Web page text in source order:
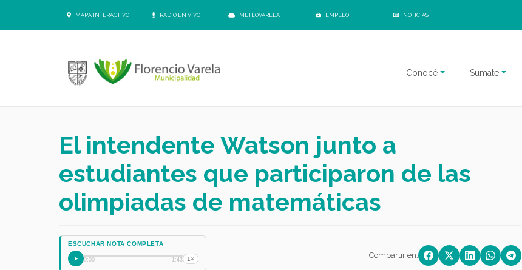
MAPA INTERACTIVO RADIO EN VIVO METEOVARELA EMPLEO NOTICIAS
Conocé Sumate
El intendente Watson junto a
estudiantes que participaron de las
olimpiadas de matemáticas
ESCUCHAR NOTA COMPLETA
0:00 1:43 1× Compartir en: